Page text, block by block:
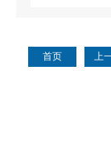
首页 上